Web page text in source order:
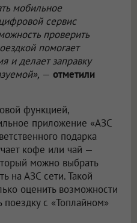
мобильное
сервис
проверить
помогает
и делает заправку
— отметили
функцией,
приложение «АЗС
подарка
кофе или чай —
можно выбрать
на АЗС сети. Такой
оценить возможности
с «Топлайном»